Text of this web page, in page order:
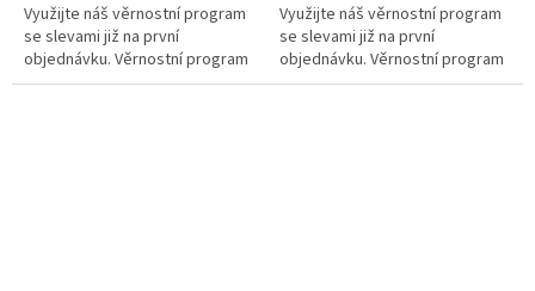
Využijte náš věrnostní program
se slevami již na první
objednávku. Věrnostní program
Využijte náš věrnostní program
se slevami již na první
objednávku. Věrnostní program